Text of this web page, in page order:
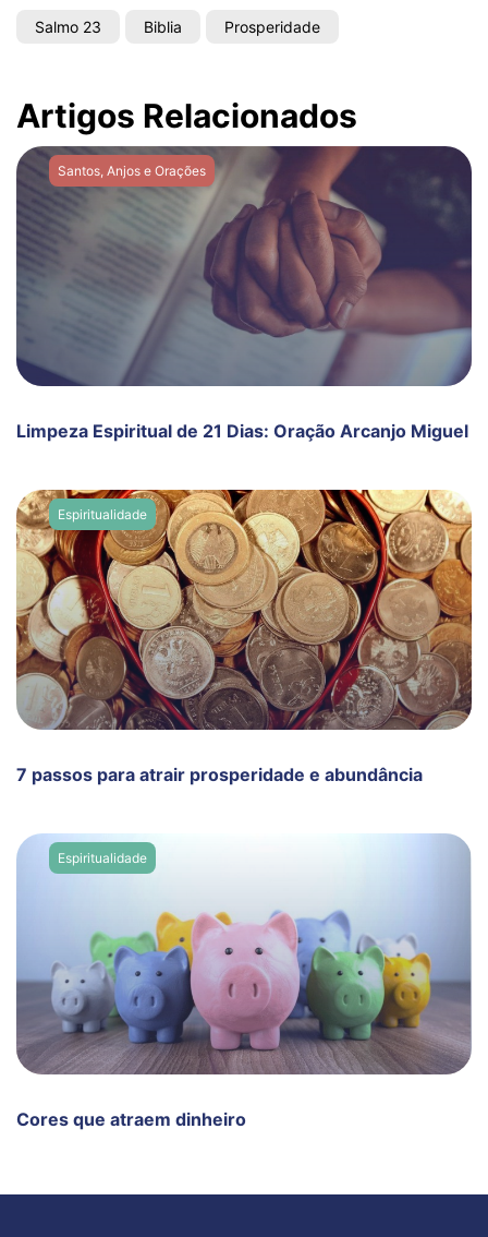
Salmo 23 Biblia Prosperidade
Artigos Relacionados
Santos, Anjos e Orações
Limpeza Espiritual de 21 Dias: Oração Arcanjo Miguel
Espiritualidade
7 passos para atrair prosperidade e abundância
Espiritualidade
Cores que atraem dinheiro